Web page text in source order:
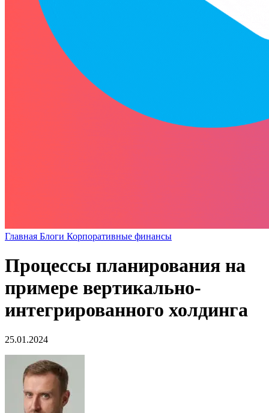
Главная Блоги Корпоративные финансы
Процессы планирования на
примере вертикально-
интегрированного холдинга
25.01.2024